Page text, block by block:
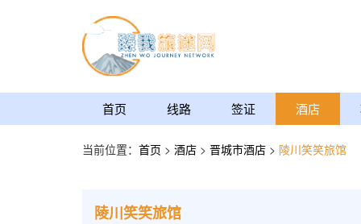
首页 线路 签证 酒店
当前位置： 首页 > 酒店 > 晋城市酒店 > 陵川笑笑旅馆
陵川笑笑旅馆